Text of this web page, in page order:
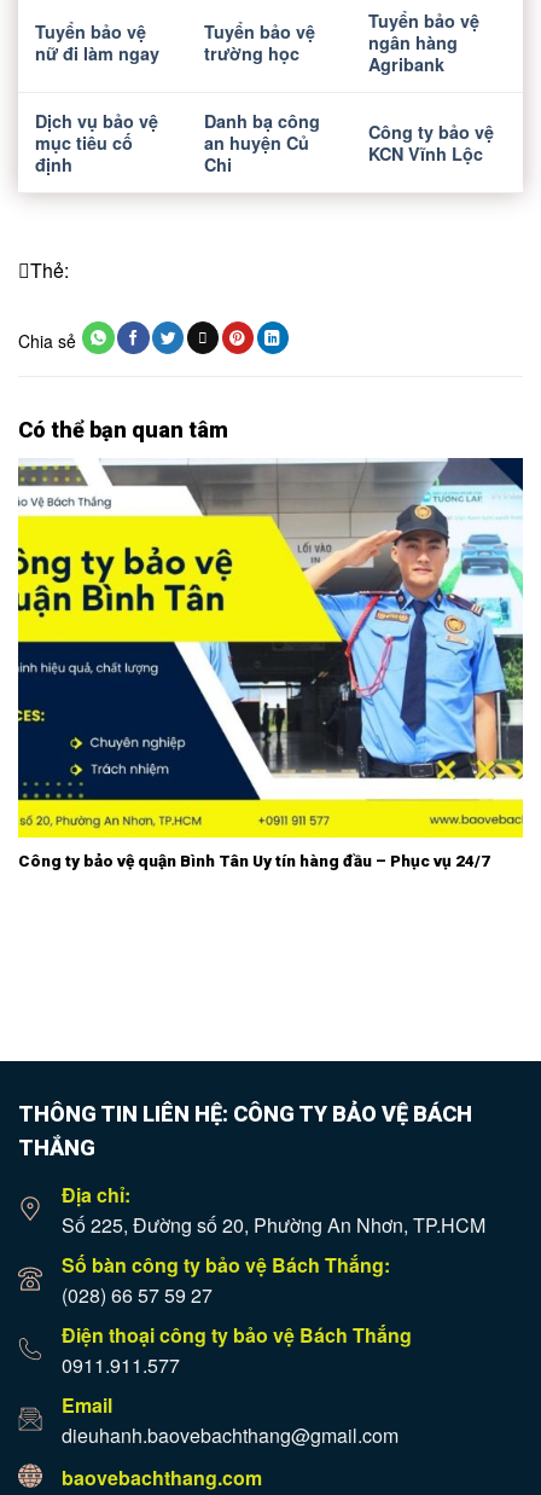
Tuyển bảo vệ
nữ đi làm ngay
Tuyển bảo vệ
trường học
Tuyển bảo vệ
ngân hàng
Agribank
Dịch vụ bảo vệ
mục tiêu cố
định
Danh bạ công
an huyện Củ
Chi
Công ty bảo vệ
KCN Vĩnh Lộc
Thẻ:
Chia sẻ
Có thể bạn quan tâm
Công ty bảo vệ quận Bình Tân Uy tín hàng đầu – Phục vụ 24/7
THÔNG TIN LIÊN HỆ: CÔNG TY BẢO VỆ BÁCH
THẮNG
Địa chỉ:
Số 225, Đường số 20, Phường An Nhơn, TP.HCM
Số bàn công ty bảo vệ Bách Thắng:
(028) 66 57 59 27
Điện thoại công ty bảo vệ Bách Thắng
0911.911.577
Email
dieuhanh.baovebachthang@gmail.com
baovebachthang.com